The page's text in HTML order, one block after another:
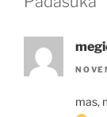
mas,